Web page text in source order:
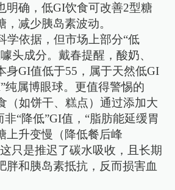
明确，低GI饮食可改善2型糖
，减少胰岛素波动。
学依据，但市场上部分“低
头成分。戴春提醒，酸奶、
身GI值低于55，属于天然低GI
纯属博眼球。更值得警惕的
（如饼干、糕点）通过添加大
非“降低”GI值，“脂肪能延缓胃
上升变慢（降低餐后峰
只是推迟了碳水吸收，且长期
胖和胰岛素抵抗，反而损害血